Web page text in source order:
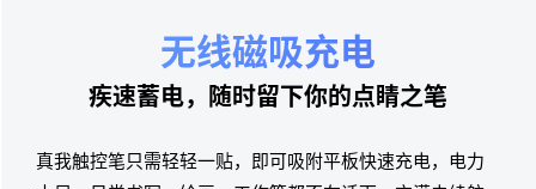
无线磁吸充电
疾速蓄电，随时留下你的点睛之笔
真我触控笔只需轻轻一贴，即可吸附平板快速充电，电力